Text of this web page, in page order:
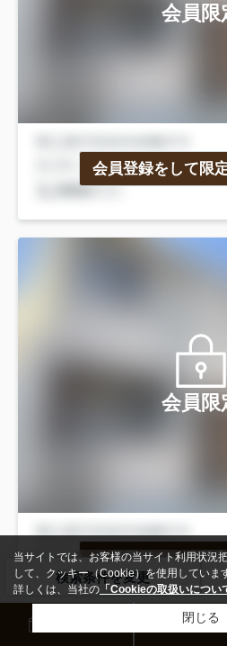
会員限
会員登録をして限
会員限
会員登録をして限
検索条件を変更
お問い合
当サイトでは、お客様の当サイト利用状況
して、クッキー（Cookie）を使用していま
詳しくは、当社の 「Cookieの取扱いについ
閉じる